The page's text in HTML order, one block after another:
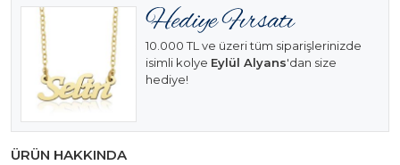
10.000 TL ve üzeri tüm siparişlerinizde
isimli kolye Eylül Alyans'dan size
hediye!
ÜRÜN HAKKINDA